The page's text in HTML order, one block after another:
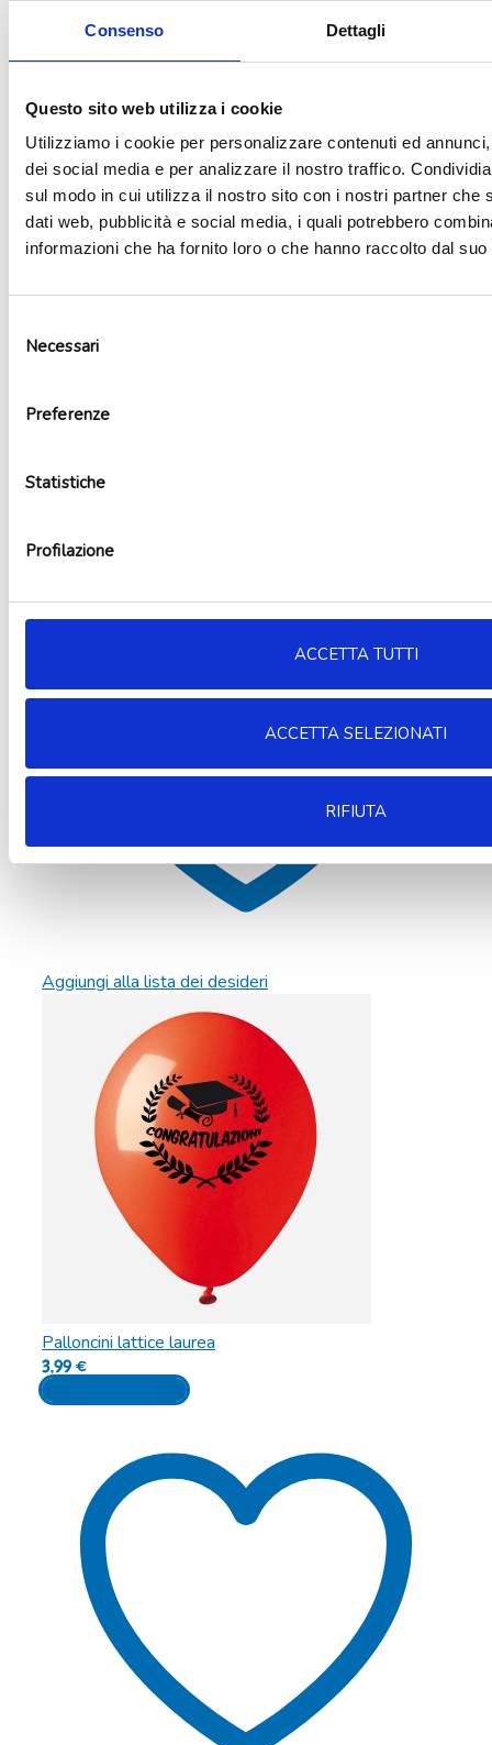
Consenso Dettagli
Questo sito web utilizza i cookie
Utilizziamo i cookie per personalizzare contenuti ed
dei social media e per analizzare il nostro traffico.
sul modo in cui utilizza il nostro sito con i nostri partner che
dati web, pubblicità e social media, i quali potrebbero
informazioni che ha fornito loro o che hanno raccolto dal
delNecessari
Preferenze
Statistiche
Profilazione
ACCETTA TUTTI
ACCETTA SELEZIONATI
RIFIUTA
Aggiungi alla lista dei desideri
Palloncini lattice it’s a party
3,99€
Leggi tutto
Aggiungi alla lista dei desideri
Palloncini lattice laurea
3,99€
Aggiungi al carrello